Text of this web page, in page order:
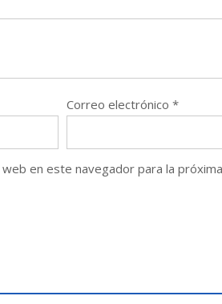
Correo electrónico *
en este navegador para la